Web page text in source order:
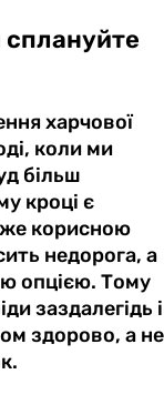
сплануйте
харчової
коли ми
більш
кроці є
корисною
недорога, а
опцією. Тому
заздалегідь і
здорово, а не